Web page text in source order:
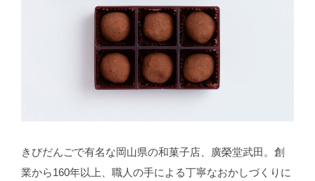
きびだんごで有名な岡山県の和菓子店、廣榮堂武田。創
業から160年以上、職人の手による丁寧なおかしづくりに